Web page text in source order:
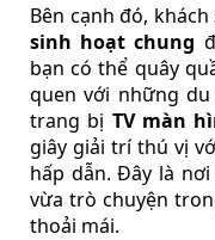
Bên cạnh đó,
sinh hoạt chung
bạn có thể quây
quen với những
trang bị TV màn
giây giải trí thú vị
hấp dẫn. Đây là
vừa trò chuyện
thoải mái.